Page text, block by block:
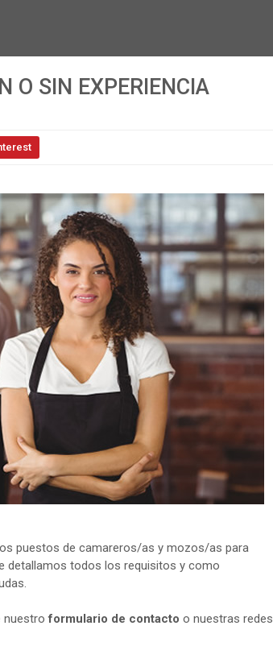
O SIN EXPERIENCIA
puestos de camareros/as y mozos/as para
detallamos todos los requisitos y como
nuestroformulario de contacto o nuestras redes